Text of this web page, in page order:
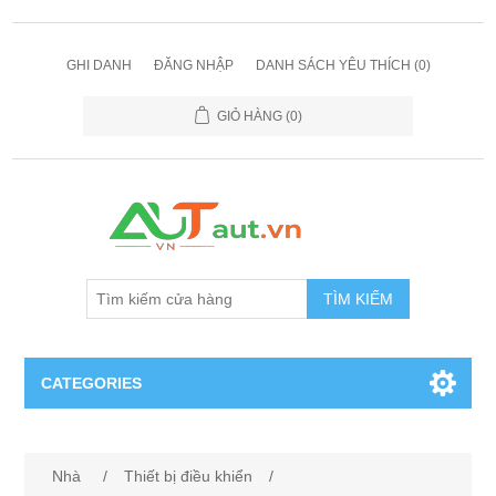
GHI DANH ĐĂNG NHẬP DANH SÁCH YÊU THÍCH (0)
GIỎ HÀNG (0)
TÌM KIẾM
CATEGORIES
Nhà / Thiết bị điều khiển
/